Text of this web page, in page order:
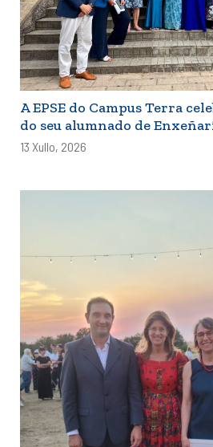
A EPSE do Campus Terra
do seu alumnado de
13 Xullo, 2026